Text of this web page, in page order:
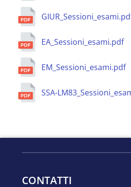
EA_Sessioni_esami.pdf
EM_Sessioni_esami.pdf
SSA-
CONTATTI